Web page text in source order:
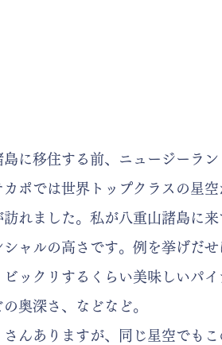
に移住する前、ニュージーラ
ポでは世界トップクラスの星空
れました。私が八重山諸島に
ャルの高さです。例を挙げだせ
ックリするくらい美味しいパ
奥深さ、などなど。
んありますが、同じ星空でも